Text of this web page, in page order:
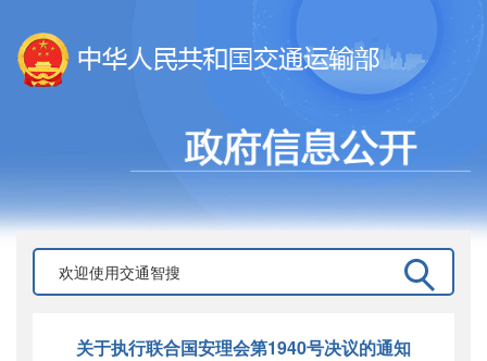
关于执行联合国安理会第1940号决议的通知